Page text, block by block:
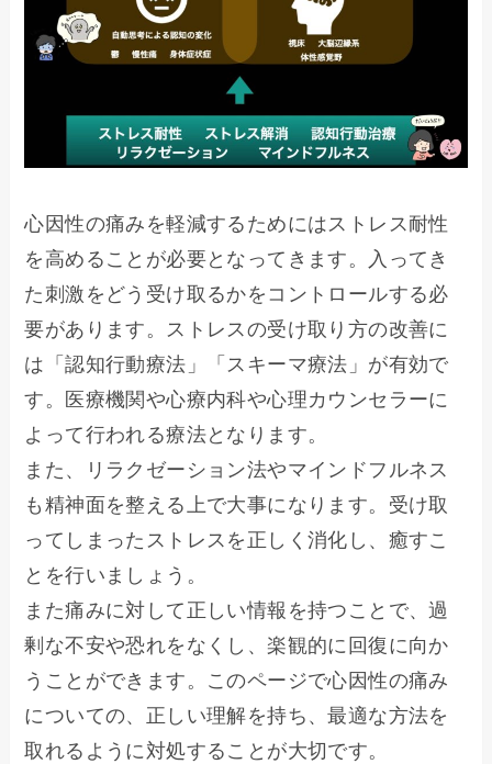
心因性の痛みを軽減するためにはストレス耐性
を高めることが必要となってきます。入ってき
た刺激をどう受け取るかをコントロールする必
要があります。ストレスの受け取り方の改善に
は「認知行動療法」「スキーマ療法」が有効で
す。医療機関や心療内科や心理カウンセラーに
よって行われる療法となります。
また、リラクゼーション法やマインドフルネス
も精神面を整える上で大事になります。受け取
ってしまったストレスを正しく消化し、癒すこ
とを行いましょう。
また痛みに対して正しい情報を持つことで、過
剰な不安や恐れをなくし、楽観的に回復に向か
うことができます。このページで心因性の痛み
についての、正しい理解を持ち、最適な方法を
取れるように対処することが大切です。